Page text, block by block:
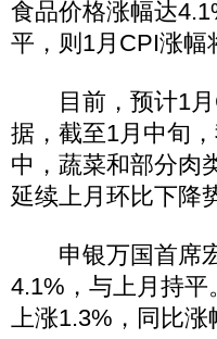
食品价格涨幅达
平，则1月CPI涨幅
目前，预计1月
据，截至1月中旬
中，蔬菜和部分肉
延续上月环比下降
申银万国首席宏
4.1%，与上月持
上涨1.3%，同比涨